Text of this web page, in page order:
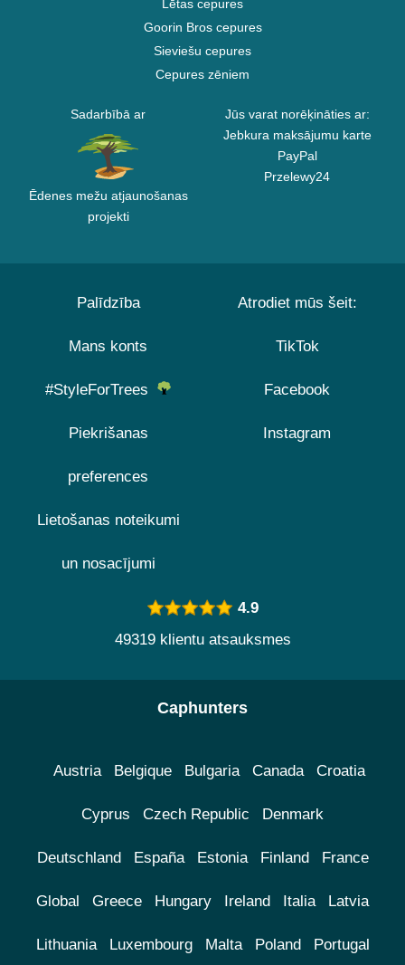
Lētas cepures
Goorin Bros cepures
Sieviešu cepures
Cepures zēniem
Sadarbībā ar
Ēdenes mežu atjaunošanas
projekti
Jūs varat norēķināties ar:
Jebkura maksājumu karte
PayPal
Przelewy24
Palīdzība
Mans konts
#StyleForTrees
Piekrišanas
preferences
Lietošanas noteikumi
un nosacījumi
Atrodiet mūs šeit:
TikTok
Facebook
Instagram
4.9
49319 klientu atsauksmes
Caphunters
Austria Belgique Bulgaria Canada Croatia
Cyprus Czech Republic Denmark
Deutschland España Estonia Finland France
Global Greece Hungary Ireland Italia Latvia
Lithuania Luxembourg Malta Poland Portugal